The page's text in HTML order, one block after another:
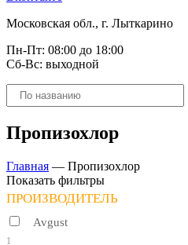
Московская обл., г. Лыткарино
Пн-Пт: 08:00 до 18:00
Сб-Вс: выходной
Поиск
товаров
Пропизохлор
Главная — Пропизохлор
Показать фильтры
ПРОИЗВОДИТЕЛЬ
Avgust
1